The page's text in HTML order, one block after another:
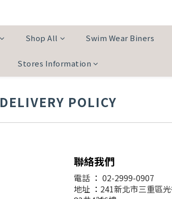
Shop All Swim Wear Biners
Stores Information
DELIVERY POLICY
聯絡我們
電話 ： 02-2999-0907
地址 ： 241新北市三重區